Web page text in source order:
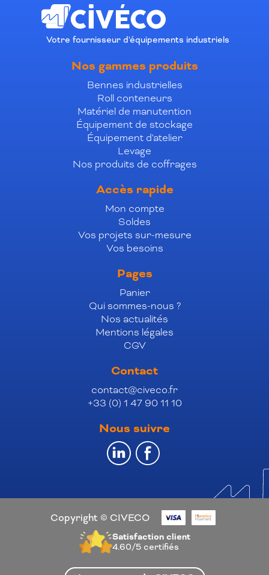
Votre fournisseur d'équipements industriels
Nos gammes produits
Bennes industrielles
Roll conteneurs
Matériel de manutention
Équipement de stockage
Équipement d'atelier
Levage
Nos produits de coffrages
Accès rapide
Mon compte
Soldes
Vos projets sur-mesure
Vos besoins
Pages
Panier
Qui sommes-nous ?
Nos actualités
Mentions légales
CGV
Contact
contact@civeco.fr
+33 (0) 1 47 90 11 10
Nous suivre
Copyright © CIVECO
Satisfaction client
4.60/5certifiés